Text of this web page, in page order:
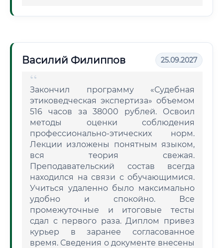
Василий Филиппов 25.09.2027
Закончил программу «Судебная
этиковедческая экспертиза» объемом
516 часов за 38000 рублей. Освоил
методы оценки соблюдения
профессионально-этических норм.
Лекции изложены понятным языком,
вся теория свежая.
Преподавательский состав всегда
находился на связи с обучающимися.
Учиться удаленно было максимально
удобно и спокойно. Все
промежуточные и итоговые тесты
сдал с первого раза. Диплом привез
курьер в заранее согласованное
время. Сведения о документе внесены